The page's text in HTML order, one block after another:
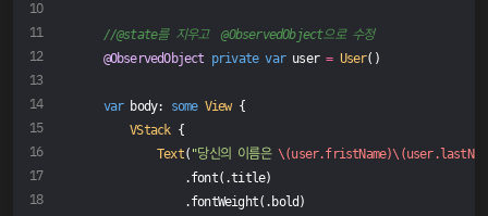
//@state를 지우고  @ObservedObject으로 수정
@ObservedObject private var user = User()
var body: some View {
VStack {
Text( "당신의 이름은 \(user.fristName)
                .font(.title)
                .fontWeight(.bold)